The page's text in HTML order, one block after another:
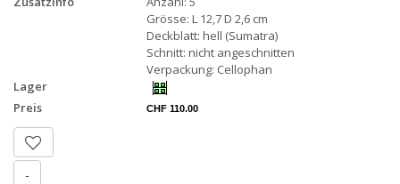
Grösse: L 12,7 D 2,6 cm
Deckblatt: hell (Sumatra)
Schnitt: nicht angeschnitten
Verpackung: Cellophan
Lager
Preis
CHF 110.00
-